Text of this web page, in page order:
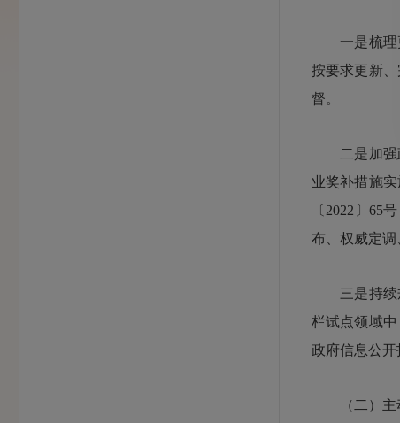
一是梳理更
按要求更新
督。
二是加强政
业奖补措施
〔2022〕65
布、权威定调
三是持续规
栏试点领域
政府信息公开
（二）主